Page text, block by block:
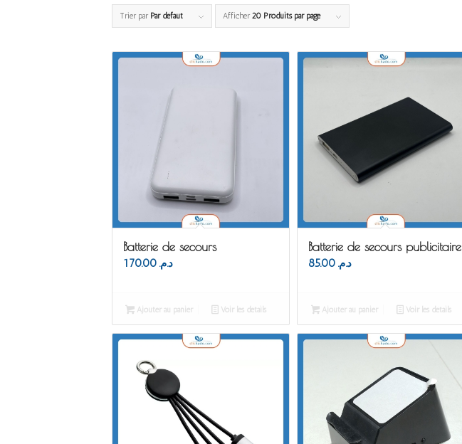
Trier par Par défaut Afficher 20 Produits par page
Batterie de secours
د.م. 170.00
Ajouter au panier Voir les détails
Batterie de secours publicitaire
د.م. 85.00
Ajouter au panier Voir les détails